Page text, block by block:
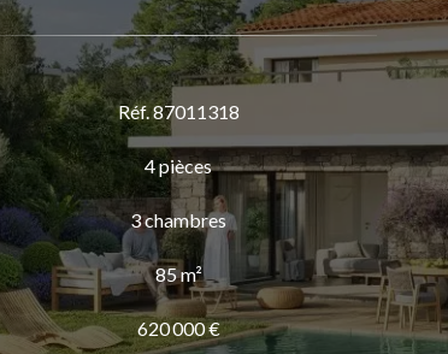
Réf. 87011318
4 pièces
3 chambres
85 m²
620 000 €